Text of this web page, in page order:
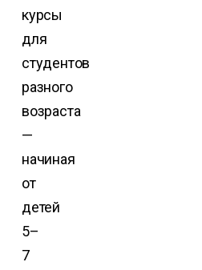
курсы
для
студентов
разного
возраста
—
начиная
от
детей
5–
7